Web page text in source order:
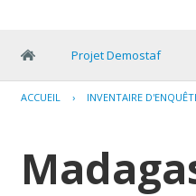
Projet Demostaf
ACCUEIL › INVENTAIRE